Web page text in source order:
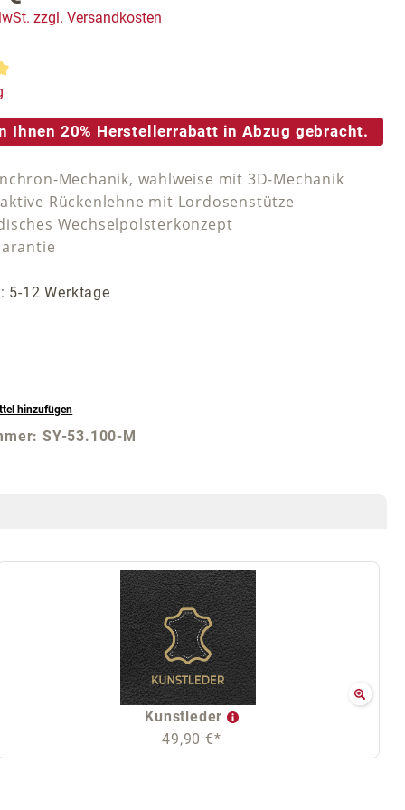
zzgl. Versandkosten
Bewertung von 5 von 5 Sternen
Ihnen 20% Herstellerrabatt in Abzug gebracht.
Mechanik, wahlweise mit 3D-Mechanik
Rückenlehne mit Lordosenstütze
Wechselpolsterkonzept
12 Werktage
hinzufügen
SY-53.100-M
Kunstleder
49,90 €*